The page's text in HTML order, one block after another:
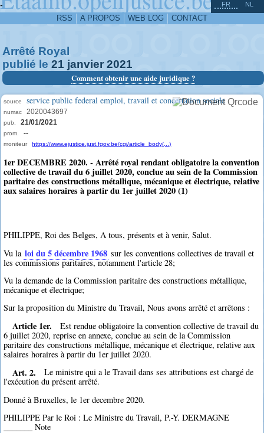
-
RSS A PROPOS WEB LOG CONTACT
FR NL
Arrêté Royal
publié le 21 janvier 2021
Comment obtenir une aide juridique ?
source service public federal emploi, travail et concertation sociale
numac 2020043697
pub. 21/01/2021
prom. --
moniteur https://www.ejustice.just.fgov.be/cgi/article_body(...)
1er DECEMBRE 2020. - Arrêté royal rendant obligatoire la convention
collective de travail du 6 juillet 2020, conclue au sein de la Commission
paritaire des constructions métallique, mécanique et électrique, relative
aux salaires horaires à partir du 1er juillet 2020 (1)
PHILIPPE, Roi des Belges, A tous, présents et à venir, Salut.
Vu la loi du 5 décembre 1968 sur les conventions collectives de travail et
les commissions paritaires, notamment l'article 28;
Vu la demande de la Commission paritaire des constructions métallique,
mécanique et électrique;
Sur la proposition du Ministre du Travail, Nous avons arrêté et arrêtons :
Article 1er.
Est rendue obligatoire la convention collective de travail du
6 juillet 2020, reprise en annexe, conclue au sein de la Commission
paritaire des constructions métallique, mécanique et électrique, relative aux
salaires horaires à partir du 1er juillet 2020.
Art. 2.
Le ministre qui a le Travail dans ses attributions est chargé de
l'exécution du présent arrêté.
Donné à Bruxelles, le 1er decembre 2020.
PHILIPPE Par le Roi : Le Ministre du Travail, P.-Y. DERMAGNE
_______ Note
^